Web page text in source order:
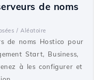
de noms
/ Aléatoire
de noms Hostico pour
Start, Business,
à les configurer et